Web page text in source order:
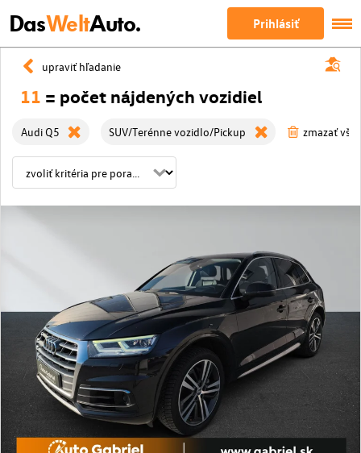
DasWeltAuto. Prihlásiť
upraviť hľadanie
11 = počet nájdených vozidiel
Audi Q5 SUV/Terénne vozidlo/Pickup zmazať